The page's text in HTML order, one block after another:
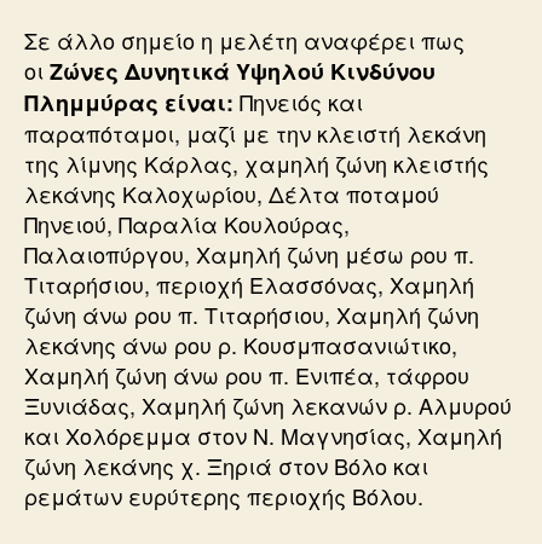
Σε άλλο σημείο η μελέτη αναφέρει πως
οιΖώνες Δυνητικά Υψηλού Κινδύνου
Πλημμύρας είναι: Πηνειός και
παραπόταμοι, μαζί με την κλειστή λεκάνη
της λίμνης Κάρλας, χαμηλή ζώνη κλειστής
λεκάνης Καλοχωρίου, Δέλτα ποταμού
Πηνειού, Παραλία Κουλούρας,
Παλαιοπύργου, Χαμηλή ζώνη μέσω ρου π.
Τιταρήσιου, περιοχή Ελασσόνας, Χαμηλή
ζώνη άνω ρου π. Τιταρήσιου, Χαμηλή ζώνη
λεκάνης άνω ρου ρ. Κουσμπασανιώτικο,
Χαμηλή ζώνη άνω ρου π. Ενιπέα, τάφρου
Ξυνιάδας, Χαμηλή ζώνη λεκανών ρ. Αλμυρού
και Χολόρεμμα στον Ν. Μαγνησίας, Χαμηλή
ζώνη λεκάνης χ. Ξηριά στον Βόλο και
ρεμάτων ευρύτερης περιοχής Βόλου.